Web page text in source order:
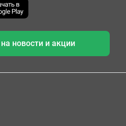
новости и акции